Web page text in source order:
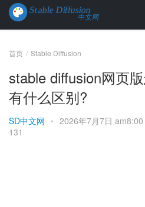
首页 Stable Diffusion
stable diffusion网页
有什么区别?
SD中文网 • 2026年7月7日 am8:00
131